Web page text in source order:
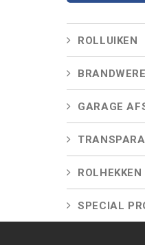
ROLLUIKEN
GARAGE
ROLHEKKEN
SPECIAL